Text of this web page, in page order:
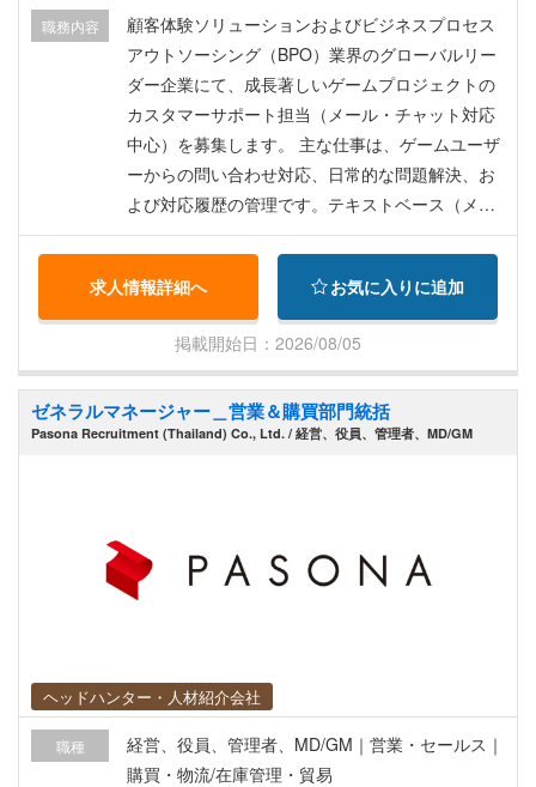
or バケーション休暇) 19日 ・入院休暇 87日 ・保
険加入 AIA insurance ※外来規定(入院については
別途保険あり) ・一回診療の保証上限額RM300 ・
個人負担額一律RM25 (オンライン診療の場合RM
0) ・一年間の最大保証額RM2,000
職務内容
顧客体験ソリューションおよびビジネスプロセス
アウトソーシング（BPO）業界のグローバルリー
ダー企業にて、成長著しいゲームプロジェクトの
カスタマーサポート担当（メール・チャット対応
中心）を募集します。 主な仕事は、ゲームユーザ
ーからの問い合わせ対応、日常的な問題解決、お
よび対応履歴の管理です。テキストベース（メー
ルおよびデジタルメッセージング）のカスタマー
サポートがメインとなり、親身な対応とゲーム知
識を活かして顧客満足度の向上を目指していただ
きます。 具体的には以下となります。 ゲームプロ
ジェクトの一員として、ユーザーサポートおよび
品質向上業務全般をご担当いただきます。 ・問い
合わせ対応： 受信したお客様からのメール/メッセ
ージによる問い合わせ対応 ・課題解決・チケット
た親身な対応および信頼関係の構築 ・知識習得・
システム記録： クライアントの製品/サービスに関
・業務改善・KPI達成： 顧客満足度およびビジネ
スパフォーマンス向上のための提案・改善活動、
契約上の主要業績評価指標（KPI）の達成
求人情報詳細へ お気に入りに追加
掲載開始日：2026/08/05
ゼネラルマネージャー＿営業＆購買部門統括
Pasona Recruitment (Thailand) Co., Ltd. / 経営、役員、管理者、MD/GM
ヘッドハンター・人材紹介会社
職種
経営、役員、管理者、MD/GM｜営業・セールス｜
購買・物流/在庫管理・貿易